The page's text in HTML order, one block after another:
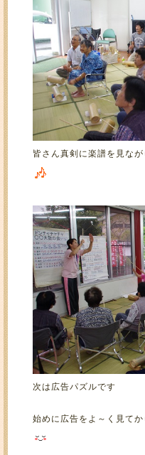
皆さん真剣に楽譜を見な
次は広告パズルです
始めに広告をよ～く見て